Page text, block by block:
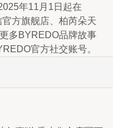
年11月1日起在
方旗舰店、柏芮朵天
多BYREDO品牌故事
官方社交账号。